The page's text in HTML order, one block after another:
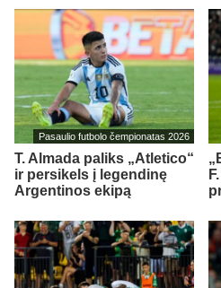
Pasaulio futbolo čempionatas 2026
T. Almada paliks „Atletico“
ir persikels į legendinę
Argentinos ekipą